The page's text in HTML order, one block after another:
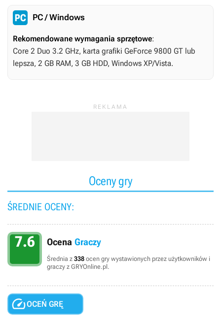
PC / Windows
Rekomendowane wymagania sprzętowe:
Core 2 Duo 3.2 GHz, karta grafiki GeForce 9800 GT lub
lepsza, 2 GB RAM, 3 GB HDD, Windows XP/Vista.
Oceny gry
ŚREDNIE OCENY:
7.6 Ocena Graczy
Średnia z 338 ocen gry wystawionych przez użytkowników i
graczy z GRYOnline.pl.
OCEŃ GRĘ